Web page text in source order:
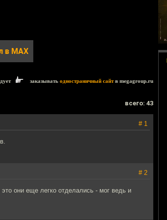
в MAX
заказывать одностраничный сайтв megagroup.ru
всего: 43
# 1
# 2
они еще легко отделались - мог ведь и